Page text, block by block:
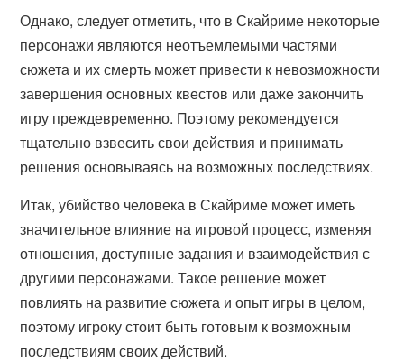
Однако, следует отметить, что в Скайриме некоторые
персонажи являются неотъемлемыми частями
сюжета и их смерть может привести к невозможности
завершения основных квестов или даже закончить
игру преждевременно. Поэтому рекомендуется
тщательно взвесить свои действия и принимать
решения основываясь на возможных последствиях.
Итак, убийство человека в Скайриме может иметь
значительное влияние на игровой процесс, изменяя
отношения, доступные задания и взаимодействия с
другими персонажами. Такое решение может
повлиять на развитие сюжета и опыт игры в целом,
поэтому игроку стоит быть готовым к возможным
последствиям своих действий.